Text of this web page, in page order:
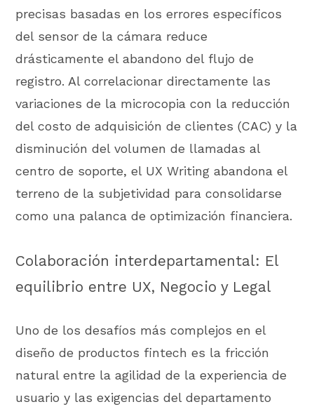
precisas basadas en los errores específicos
del sensor de la cámara reduce
drásticamente el abandono del flujo de
registro. Al correlacionar directamente las
variaciones de la microcopia con la reducción
del costo de adquisición de clientes (CAC) y la
disminución del volumen de llamadas al
centro de soporte, el UX Writing abandona el
terreno de la subjetividad para consolidarse
como una palanca de optimización financiera.
Colaboración interdepartamental: El
equilibrio entre UX, Negocio y Legal
Uno de los desafíos más complejos en el
diseño de productos fintech es la fricción
natural entre la agilidad de la experiencia de
usuario y las exigencias del departamento